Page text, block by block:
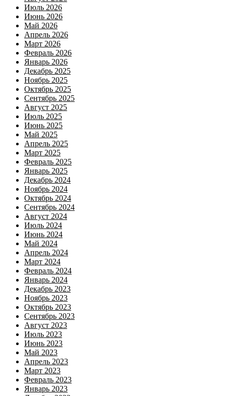
Июль 2026
Июнь 2026
Май 2026
Апрель 2026
Март 2026
Февраль 2026
Январь 2026
Декабрь 2025
Ноябрь 2025
Октябрь 2025
Сентябрь 2025
Август 2025
Июль 2025
Июнь 2025
Май 2025
Апрель 2025
Март 2025
Февраль 2025
Январь 2025
Декабрь 2024
Ноябрь 2024
Октябрь 2024
Сентябрь 2024
Август 2024
Июль 2024
Июнь 2024
Май 2024
Апрель 2024
Март 2024
Февраль 2024
Январь 2024
Декабрь 2023
Ноябрь 2023
Октябрь 2023
Сентябрь 2023
Август 2023
Июль 2023
Июнь 2023
Май 2023
Апрель 2023
Март 2023
Февраль 2023
Январь 2023